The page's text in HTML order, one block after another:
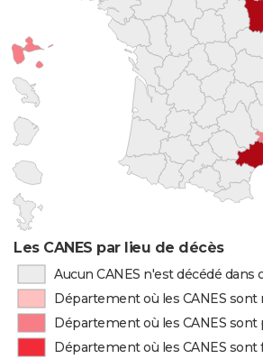
Les CANES par lieu de décès
Aucun CANES n'est décédé
Département où les CANES
Département où les CANES sont
Département où les CANES